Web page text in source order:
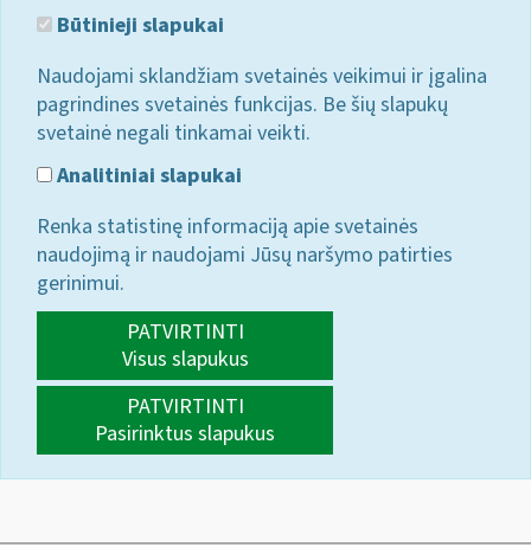
Būtinieji slapukai
Naudojami sklandžiam svetainės veikimui ir įgalina
pagrindines svetainės funkcijas. Be šių slapukų
svetainė negali tinkamai veikti.
Analitiniai slapukai
Renka statistinę informaciją apie svetainės
naudojimą ir naudojami Jūsų naršymo patirties
gerinimui.
PATVIRTINTI
Visus slapukus
PATVIRTINTI
Pasirinktus slapukus